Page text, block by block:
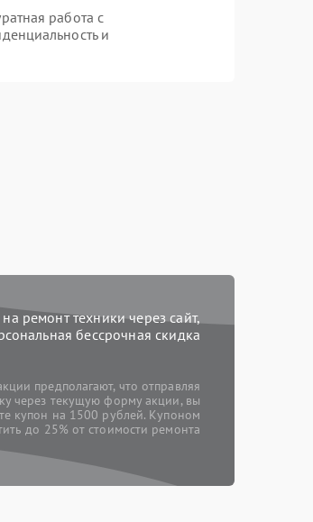
работа с
и
ремонт техники через сайт,
бессрочная скидка
предполагают, что отправляя
через текущую форму акции, вы
купон на 1500 рублей. Купоном
до 25% от стоимости ремонта